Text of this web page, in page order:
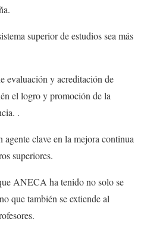
superior de estudios sea más
evaluación y acreditación de
el logro y promoción de la
.
clave en la mejora continua
superiores.
ANECA ha tenido no solo se
que también se extiende al